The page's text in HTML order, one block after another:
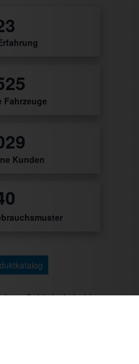
Fahrzeuge
Kunden
Getränke Industrie,